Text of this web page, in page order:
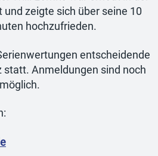
und zeigte sich über seine 10
hochzufrieden.
entscheidende
Anmeldungen sind noch